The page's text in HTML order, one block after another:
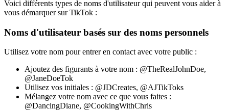
Voici différents types de noms d'utilisateur qui peuvent vous aider à
vous démarquer sur TikTok :
Noms d'utilisateur basés sur des noms personnels
Utilisez votre nom pour entrer en contact avec votre public :
Ajoutez des figurants à votre nom : @TheRealJohnDoe,
@JaneDoeTok
Utilisez vos initiales : @JDCreates, @AJTikToks
Mélangez votre nom avec ce que vous faites :
@DancingDiane, @CookingWithChris